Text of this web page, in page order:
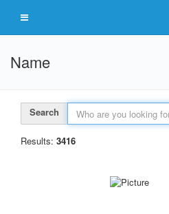
Name
Search
Results: 3416